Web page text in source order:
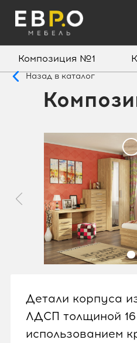
Композиция №1
Назад в каталог
Детали корпуса
ЛДСП толщиной
использованием